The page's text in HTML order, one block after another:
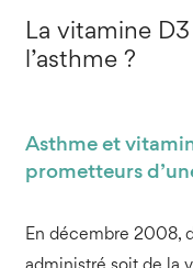
La vitamine
l’asthme ?
Asthme et
prometteurs
En décembre 2008,